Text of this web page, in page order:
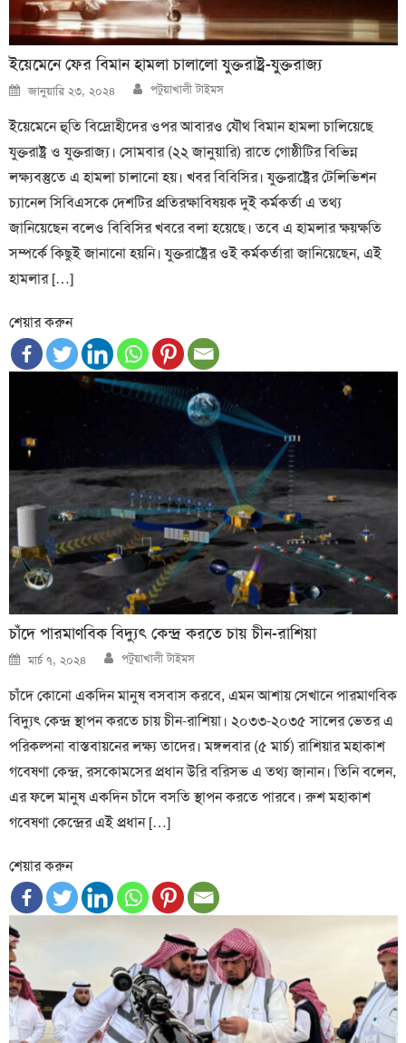
ইয়েমেনে ফের বিমান হামলা চালালো যুক্তরাষ্ট্র-যুক্তরাজ্য
Posted
on
জানুয়ারি ২৩, ২০২৪ Author
পটুয়াখালী টাইমস
ইয়েমেনে হুতি বিদ্রোহীদের ওপর আবারও যৌথ বিমান হামলা চালিয়েছে
যুক্তরাষ্ট্র ও যুক্তরাজ্য। সোমবার (২২ জানুয়ারি) রাতে গোষ্ঠীটির বিভিন্ন
লক্ষ্যবস্তুতে এ হামলা চালানো হয়। খবর বিবিসির। যুক্তরাষ্ট্রের টেলিভিশন
চ্যানেল সিবিএসকে দেশটির প্রতিরক্ষাবিষয়ক দুই কর্মকর্তা এ তথ্য
জানিয়েছেন বলেও বিবিসির খবরে বলা হয়েছে। তবে এ হামলার ক্ষয়ক্ষতি
সম্পর্কে কিছুই জানানো হয়নি। যুক্তরাষ্ট্রের ওই কর্মকর্তারা জানিয়েছেন, এই
হামলার […]
শেয়ার করুন
চাঁদে পারমাণবিক বিদ্যুৎ কেন্দ্র করতে চায় চীন-রাশিয়া
Posted
on
মার্চ ৭, ২০২৪ Author
পটুয়াখালী টাইমস
চাঁদে কোনো একদিন মানুষ বসবাস করবে, এমন আশায় সেখানে পারমাণবিক
বিদ্যুৎ কেন্দ্র স্থাপন করতে চায় চীন-রাশিয়া। ২০৩৩-২০৩৫ সালের ভেতর এ
পরিকল্পনা বাস্তবায়নের লক্ষ্য তাদের। মঙ্গলবার (৫ মার্চ) রাশিয়ার মহাকাশ
গবেষণা কেন্দ্র, রসকোমসের প্রধান উরি বরিসভ এ তথ্য জানান। তিনি বলেন,
এর ফলে মানুষ একদিন চাঁদে বসতি স্থাপন করতে পারবে। রুশ মহাকাশ
গবেষণা কেন্দ্রের এই প্রধান […]
শেয়ার করুন